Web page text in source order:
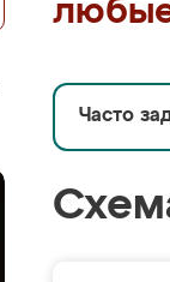
Часто